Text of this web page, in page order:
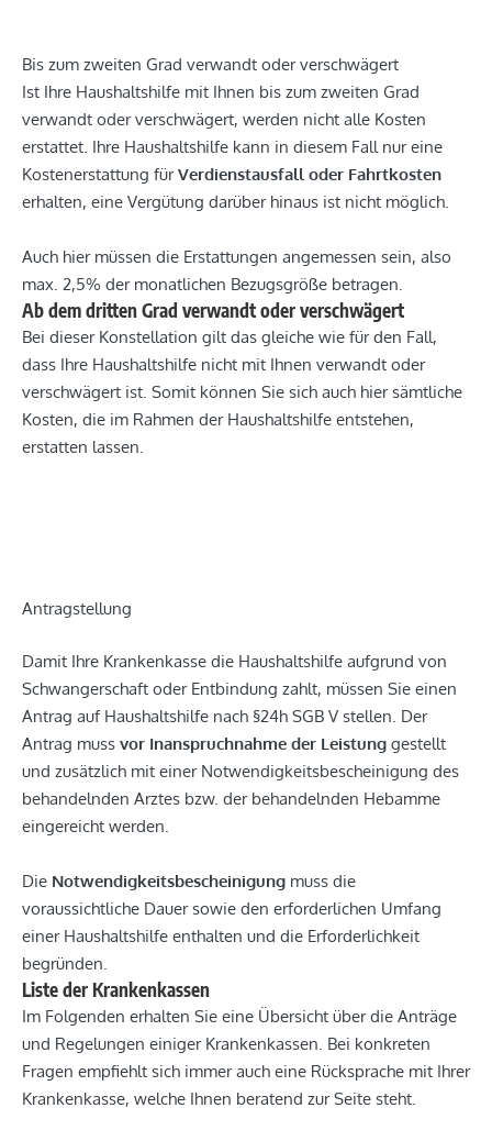
Bis zum zweiten Grad verwandt oder verschwägert
Ist Ihre Haushaltshilfe mit Ihnen bis zum zweiten Grad
verwandt oder verschwägert, werden nicht alle Kosten
erstattet. Ihre Haushaltshilfe kann in diesem Fall nur eine
Kostenerstattung fürVerdienstausfall oder Fahrtkosten
erhalten, eine Vergütung darüber hinaus ist nicht möglich.
Auch hier müssen die Erstattungen angemessen sein, also
max. 2,5% der monatlichen Bezugsgröße betragen.
Ab dem dritten Grad verwandt oder verschwägert
Bei dieser Konstellation gilt das gleiche wie für den Fall,
dass Ihre Haushaltshilfe nicht mit Ihnen verwandt oder
verschwägert ist. Somit können Sie sich auch hier sämtliche
Kosten, die im Rahmen der Haushaltshilfe entstehen,
erstatten lassen.
Antragstellung
Damit Ihre Krankenkasse die Haushaltshilfe aufgrund von
Schwangerschaft oder Entbindung zahlt, müssen Sie einen
Antrag auf Haushaltshilfe nach §24h SGB V stellen. Der
Antrag muss vor Inanspruchnahme der Leistung gestellt
und zusätzlich mit einer Notwendigkeitsbescheinigung des
behandelnden Arztes bzw. der behandelnden Hebamme
eingereicht werden.
Die Notwendigkeitsbescheinigung muss die
voraussichtliche Dauer sowie den erforderlichen Umfang
einer Haushaltshilfe enthalten und die Erforderlichkeit
begründen.
Liste der Krankenkassen
Im Folgenden erhalten Sie eine Übersicht über die Anträge
und Regelungen einiger Krankenkassen. Bei konkreten
Fragen empfiehlt sich immer auch eine Rücksprache mit Ihrer
Krankenkasse, welche Ihnen beratend zur Seite steht.